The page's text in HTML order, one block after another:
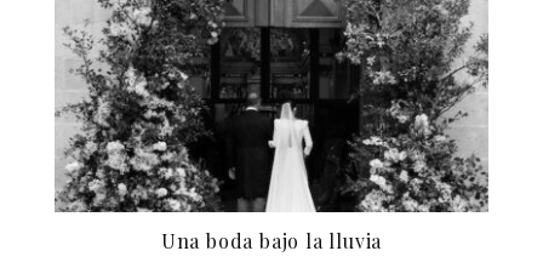
Una boda bajo la lluvia